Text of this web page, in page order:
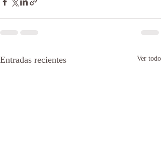
Entradas recientes Ver todo